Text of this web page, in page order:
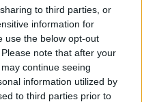
to third parties, or
information for
use the below opt-out
note that after your
continue seeing
information utilized by
to third parties prior to